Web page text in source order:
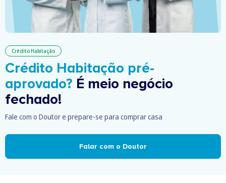
Crédito Habitação
Crédito Habitação pré-
aprovado? É meio negócio
fechado!
Fale com o Doutor e prepare-se para comprar casa
Falar com o Doutor